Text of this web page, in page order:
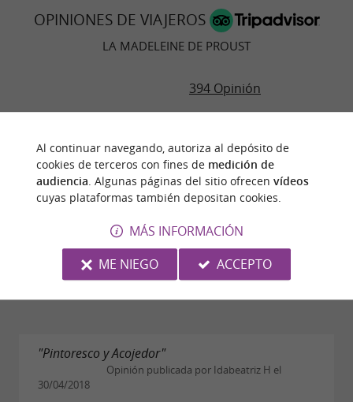
OPINIONES DE VIAJEROS
LA MADELEINE DE PROUST
394 Opinión
Comida
Ambiente
Servicio
Calidad/precio
"Pintoresco y Acojedor"
Opinión publicada por Idabeatriz H el
30/04/2018
Al continuar navegando, autoriza al depósito de
cookies de terceros con fines de medición de
audiencia. Algunas páginas del sitio ofrecen vídeos
cuyas plataformas también depositan cookies.
MÁS INFORMACIÓN
ME NIEGO
ACCEPTO